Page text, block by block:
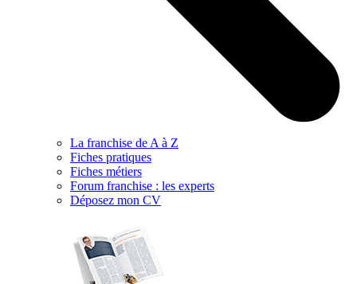
La franchise de A à Z
Fiches pratiques
Fiches métiers
Forum franchise : les experts
Déposez mon CV